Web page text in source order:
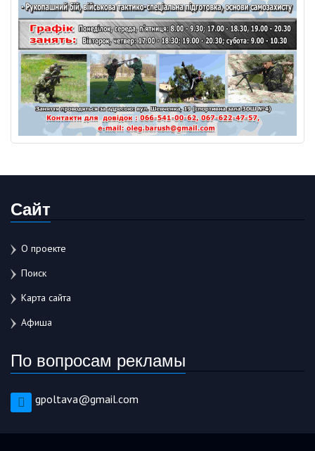
Сайт
О проекте
Поиск
Карта сайта
Афиша
По вопросам рекламы
gpoltava@gmail.com